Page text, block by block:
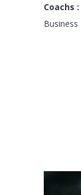
Coachs :
Business